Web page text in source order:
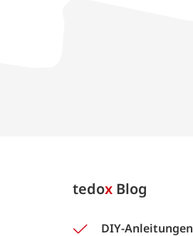
tedox Blog
DIY-Anleitungen